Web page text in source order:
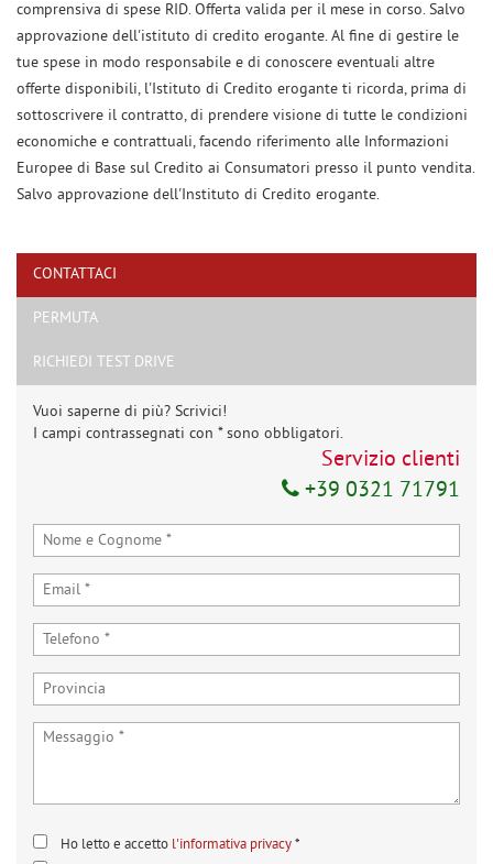
Ho letto e accetto
Acconsento al trattamento dei miei dati per finalità di marketing
Invia la tua richiesta
comprensiva di spese RID. Offerta valida per il mese in corso. Salvo
approvazione dell'istituto di credito erogante. Al fine di gestire le
tue spese in modo responsabile e di conoscere eventuali altre
offerte disponibili, l'Istituto di Credito erogante ti ricorda, prima di
sottoscrivere il contratto, di prendere visione di tutte le condizioni
economiche e contrattuali, facendo riferimento alle Informazioni
Europee di Base sul Credito ai Consumatori presso il punto vendita.
Salvo approvazione dell'Instituto di Credito erogante.
CONTATTACI
PERMUTA
RICHIEDI TEST DRIVE
Vuoi saperne di più? Scrivici!
I campi contrassegnati con * sono obbligatori.
Servizio clienti
+39 0321 71791
Ho letto e accetto l'informativa privacy*